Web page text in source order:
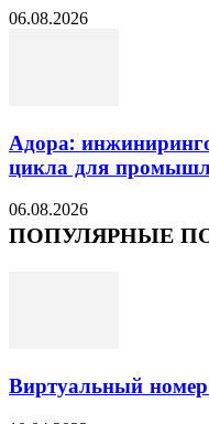
06.08.2026
Адора:
цикла для
06.08.2026
ПОПУЛЯРНЫЕ
Виртуальный